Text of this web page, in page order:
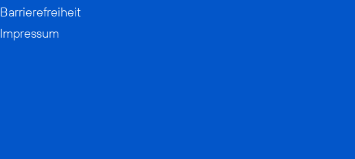
Barrierefreiheit
Impressum